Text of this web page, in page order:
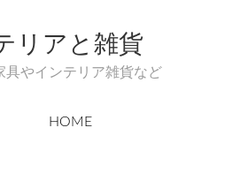
リアと雑貨
具やインテリア雑貨など
HOME